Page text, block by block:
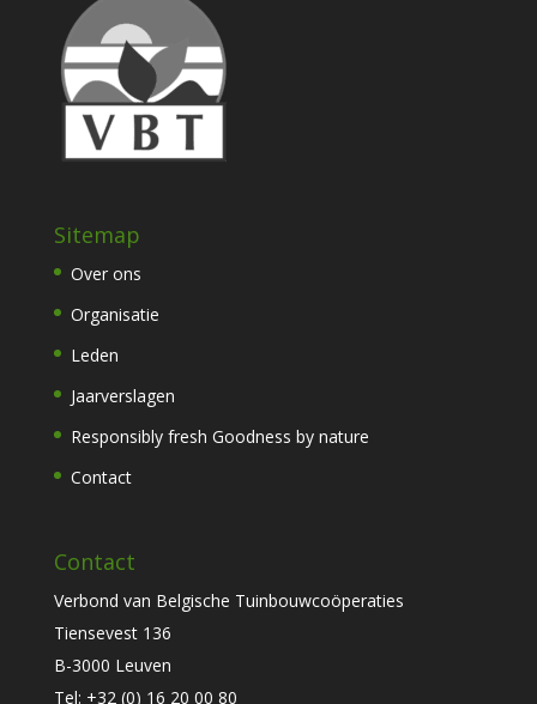
Sitemap
Over ons
Organisatie
Leden
Jaarverslagen
Responsibly fresh Goodness by nature
Contact
Contact
Verbond van Belgische Tuinbouwcoöperaties
Tiensevest 136
B-3000 Leuven
Tel: +32 (0) 16 20 00 80